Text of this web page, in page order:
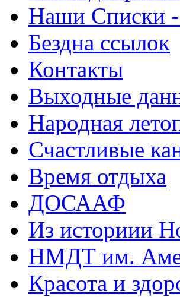
Наши Списки
Бездна ссылок
Контакты
Выходные
Народная
Счастливые
Время отдыха
ДОСААФ
Из историии
НМДТ им.
Красота и